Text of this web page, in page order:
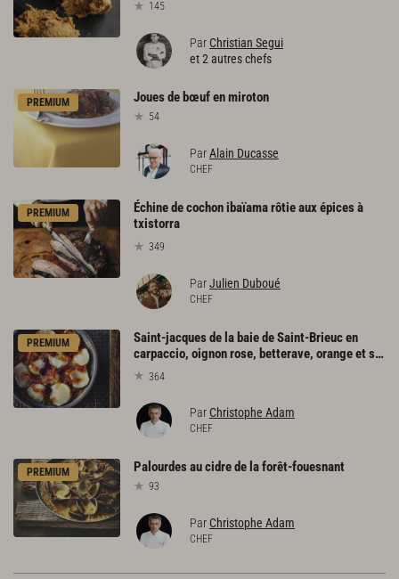
145
Par Christian Segui
et 2 autres chefs
PREMIUM Jouesde bœufenmiroton
54
ParAlain Ducasse
CHEF
PREMIUM
Échine de cochon ibaïama rôtie aux épices à
txistorra
349
ParJulien Duboué
CHEF
PREMIUM
Saint-jacques de la baie de Saint-Brieuc en
carpaccio, oignon rose, betterave, orange et sel fumé
364
Par Christophe Adam
CHEF
PREMIUM Palourdesaucidrede laforêt-fouesnant
93
Par Christophe Adam
CHEF